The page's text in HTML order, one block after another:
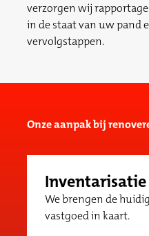
verzorgen wij
in de staat van uw pand
vervolgstappen.
Onze aanpak bij
We brengen de
vastgoed in kaart.